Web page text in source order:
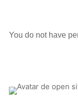
You do not have